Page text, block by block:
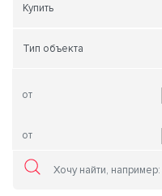
Купить
Тип объекта